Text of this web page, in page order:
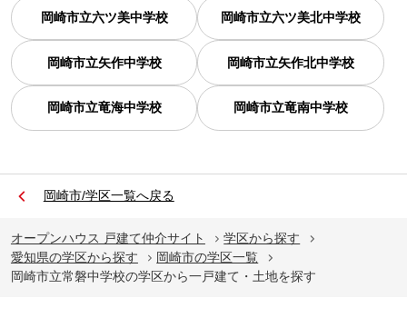
岡崎市立六ツ美中学校 岡崎市立六ツ美北中学校
岡崎市立矢作中学校 岡崎市立矢作北中学校
岡崎市立竜海中学校 岡崎市立竜南中学校
岡崎市/学区一覧へ戻る
オープンハウス 戸建て仲介サイト
学区から探す
愛知県の学区から探す
岡崎市の学区一覧
岡崎市立常磐中学校の学区から一戸建て・土地を探す